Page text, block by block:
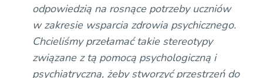
odpowiedzią na rosnące potrzeby uczniów
w zakresie wsparcia zdrowia psychicznego.
Chcieliśmy przełamać takie stereotypy
związane z tą pomocą psychologiczną i
psychiatryczną, żeby stworzyć przestrzeń do